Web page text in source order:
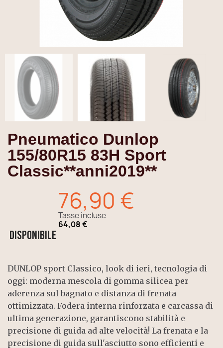
Pneumatico Dunlop
155/80R15 83H Sport
Classic**anni2019**
76,90 €
Tasse incluse
64,08 €
Disponibile
DUNLOP sport Classico, look di ieri, tecnologia di
oggi: moderna mescola di gomma silicea per
aderenza sul bagnato e distanza di frenata
ottimizzata. Fodera interna rinforzata e carcassa di
ultima generazione, garantiscono stabilità e
precisione di guida ad alte velocità! La frenata e la
precisione di guida sull'asciutto sono efficienti e